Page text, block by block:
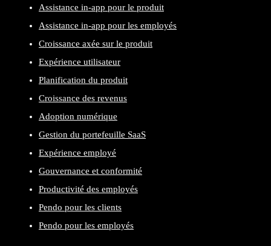
Assistance in-app pour le produit
Assistance in-app pour les employés
Croissance axée sur le produit
Expérience utilisateur
Planification du produit
Croissance des revenus
Adoption numérique
Gestion du portefeuille SaaS
Expérience employé
Gouvernance et conformité
Productivité des employés
Pendo pour les clients
Pendo pour les employés